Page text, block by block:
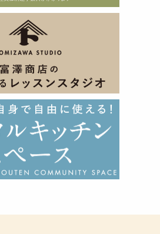
)】材質:ポリプロピレン 耐冷温
厚さ:0.03(mm)
時間を除く) ・直径約3cmのクラン
りません。
、お皿
(キャラメル風味)を入れ、湯せんか